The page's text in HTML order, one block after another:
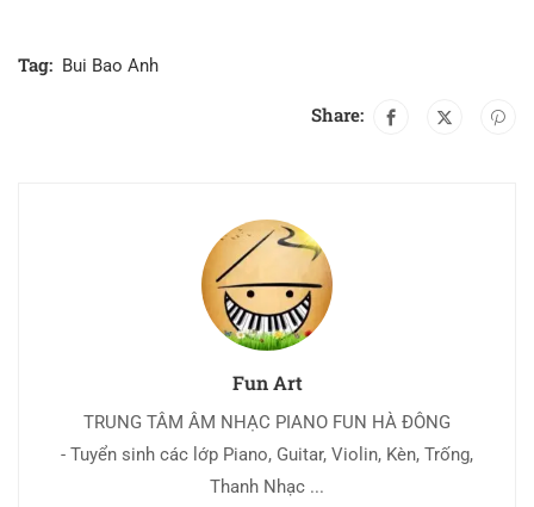
Tag: Bui Bao Anh
Share:
Fun Art
TRUNG TÂM ÂM NHẠC PIANO FUN HÀ ĐÔNG
- Tuyển sinh các lớp Piano, Guitar, Violin, Kèn, Trống,
Thanh Nhạc ...